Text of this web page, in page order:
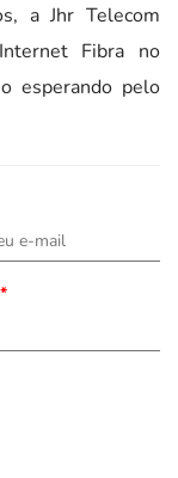
a Jhr Telecom
Fibra no
esperando pelo
*